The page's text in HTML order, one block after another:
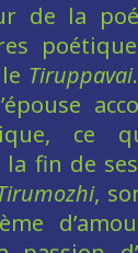
de la
Tiruppavai
ce
fin de
,